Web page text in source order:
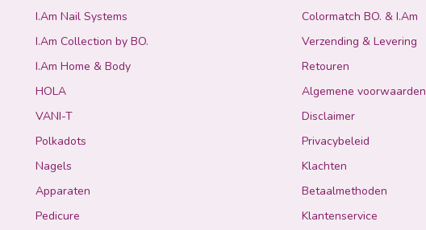
I.Am Nail Systems
I.Am Collection by BO.
I.Am Home & Body
HOLA
VANI-T
Polkadots
Nagels
Apparaten
Pedicure
Colormatch BO. & I.Am
Verzending & Levering
Retouren
Algemene voorwaarden
Disclaimer
Privacybeleid
Klachten
Betaalmethoden
Klantenservice